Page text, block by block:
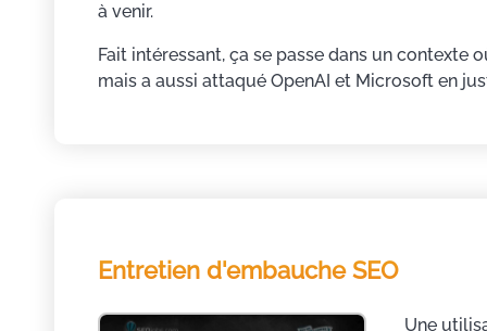
à venir.
Fait intéressant, ça se passe dans un contexte
mais a aussi attaqué OpenAI et Microsoft en
Entretien d'embauche SEO
Une